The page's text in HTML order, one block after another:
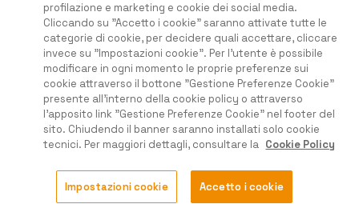
profilazione e marketing e cookie dei social media.
Cliccando su "Accetto i cookie" saranno attivate tutte le
categorie di cookie, per decidere quali accettare, cliccare
invece su "Impostazioni cookie". Per l'utente è possibile
modificare in ogni momento le proprie preferenze sui
cookie attraverso il bottone "Gestione Preferenze Cookie"
presente all'interno della cookie policy o attraverso
l'apposito link "Gestione Preferenze Cookie" nel footer del
sito. Chiudendo il banner saranno installati solo cookie
tecnici. Per maggiori dettagli, consultare la Cookie Policy
Impostazioni cookie Accetto i cookie